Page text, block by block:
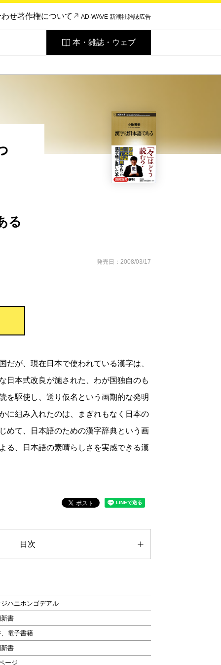
わせ著作権について AD-WAVE 新潮社雑誌広告
本・雑誌・ウェブ
る
発売日：2008/03/17
だが、現在日本で使われている漢字は、
日本式改良が施された、わが国独自のも
を駆使し、送り仮名という画期的な発明
に組み入れたのは、まぎれもなく日本の
めて、日本語のための漢字辞典という画
る、日本語の素晴らしさを実感できる漢
目次
ジハニホンゴデアル
書
、電子書籍
書
ージ